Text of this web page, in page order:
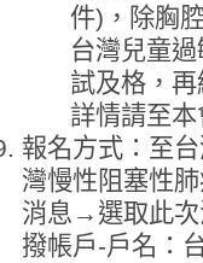
件)，除胸
台灣兒童
試及格，
詳情請至
報名方式：至
灣慢性阻塞性
消息→選取此次
撥帳戶-戶名：